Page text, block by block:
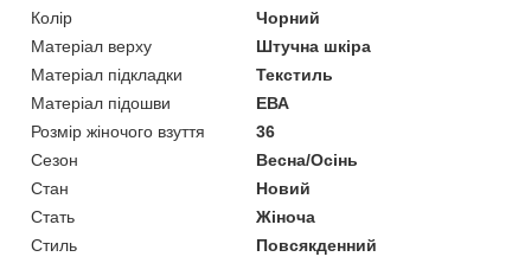
Колір
Чорний
Матеріал верху
Штучна шкіра
Матеріал підкладки
Текстиль
Матеріал підошви
ЕВА
Розмір жіночого взуття
36
Сезон
Весна/Осінь
Стан
Новий
Стать
Жіноча
Стиль
Повсякденний